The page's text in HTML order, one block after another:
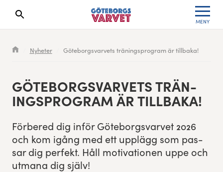
MENY
Sökresultaten dyker upp här
Nyheter Göteborgsvarvets träningsprogram är tillbaka!
GÖTE­BORGSVARVETS TRÄN­
ING­SPRO­GRAM ÄR TILLBAKA!
För­bered dig inför Göte­borgsvarvet 2026
och kom igång med ett upplägg som pas­
sar dig per­fekt. Håll moti­va­tio­nen uppe och
utmana dig själv!
Seedningsregler
Göteborgsvarvet Expo
Löparinspiration och träning
Cityvarvet
Lilla Varvet
Varvetmilen
Leverantörer
Partnerportal
Anmälan